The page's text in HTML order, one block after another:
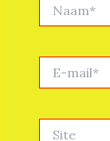
mail*